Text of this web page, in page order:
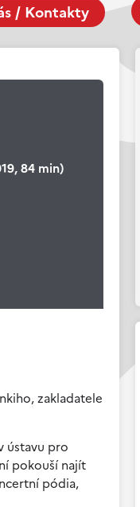
/ Kontakty
84 min)
zakladatele
ústavu pro
pokouší najít
pódia,